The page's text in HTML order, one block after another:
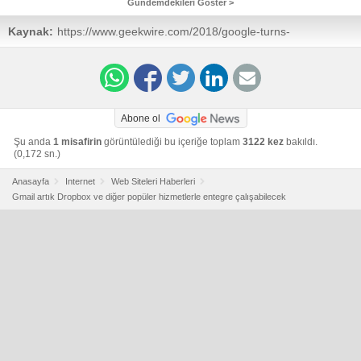
Gündemdekileri Göster >
Kaynak: https://www.geekwire.com/2018/google-turns-
integrations-popular-services-like-box-dropbox-others-
Abone ol
Şu anda 1 misafirin görüntülediği bu içeriğe toplam 3122 kez bakıldı.
(0,172 sn.)
Anasayfa Internet
Web Siteleri Haberleri
Gmail artık Dropbox ve diğer popüler hizmetlerle entegre çalışabilecek